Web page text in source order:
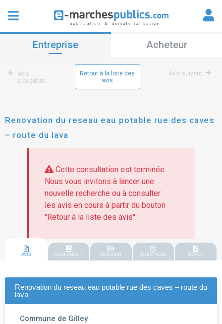
Entreprise Acheteur
Avis
précédent
Retour à la liste des
avis
Avis suivant
Renovation du reseau eau potable rue des caves
– route du lava
Cette consultation est terminée.
Nous vous invitons à lancer une
nouvelle recherche ou à consulter
les avis en cours à partir du bouton
"Retour à la liste des avis".
AVIS REGLEMENT DOSSIER QUESTIONS DEPOT
Renovation du reseau eau potable rue des caves – route du
lava
Commune de Gilley